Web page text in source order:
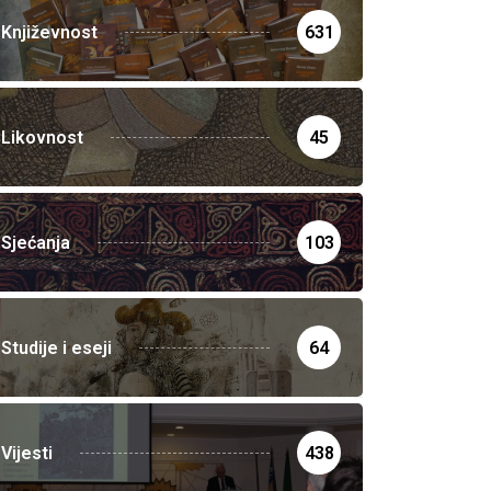
Književnost 631
Likovnost 45
Sjećanja 103
Studije i eseji 64
Vijesti 438